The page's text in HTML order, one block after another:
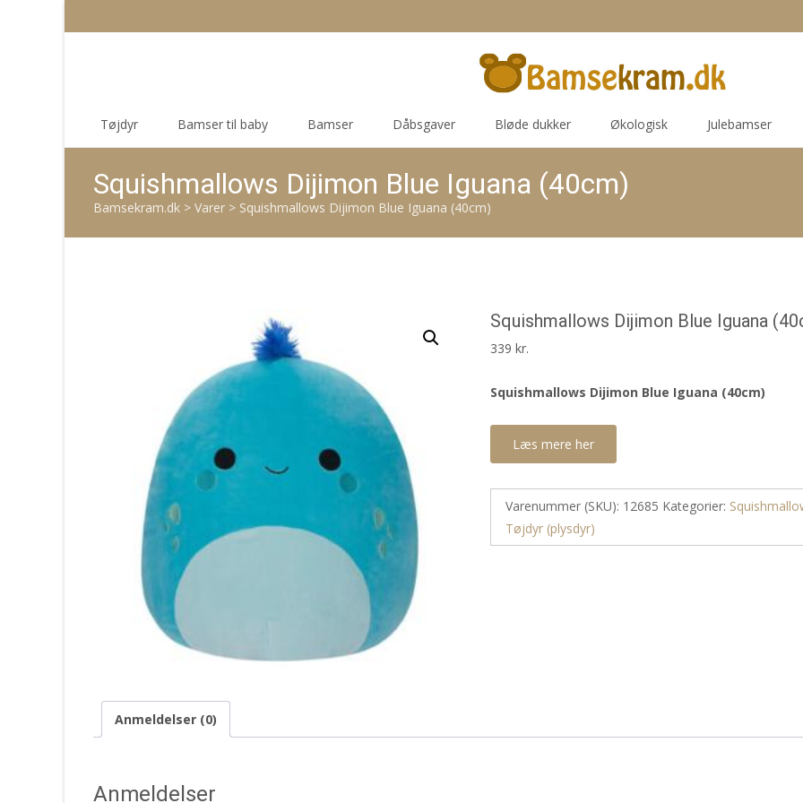
Tøjdyr Bamser til baby Bamser Dåbsgaver Bløde dukker Økologisk Julebamser
Squishmallows Dijimon Blue Iguana (40cm)
Bamsekram.dk > Varer > Squishmallows Dijimon Blue Iguana (40cm)
Squishmallows Dijimon Blue Iguana
339kr.
Squishmallows Dijimon Blue Iguana (40cm)
Læs mere her
Varenummer (SKU): 12685 Kategorier:
Tøjdyr (plysdyr)
Anmeldelser (0)
Anmeldelser